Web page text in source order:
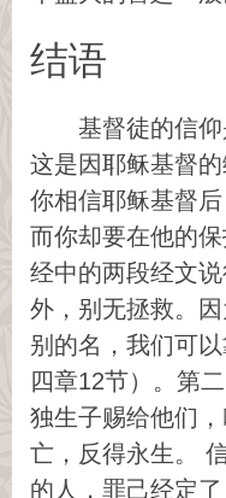
结语
基督徒的信
这是因耶稣基督
你相信耶稣基督
而你却要在他的
经中的两段经文
外，别无拯救。
别的名，我们可
四章12节）。第
独生子赐给他们
亡，反得永生。
的人，罪己经定